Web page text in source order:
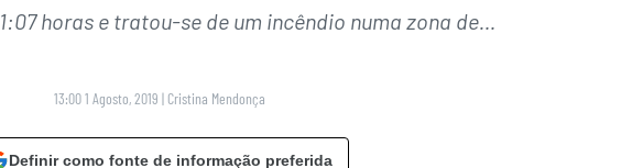
horas e tratou-se de um incêndio numa zona de…
13:00 1 Agosto, 2019 | Cristina Mendonça
Definir como fonte de informação preferida